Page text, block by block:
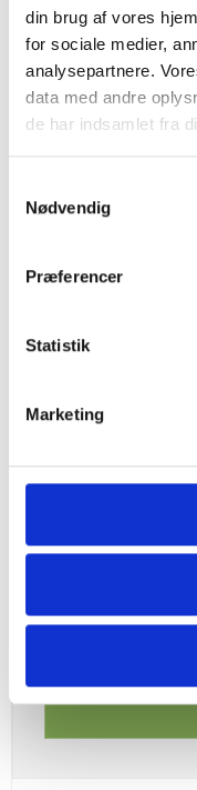
din brug af vores
for sociale medier,
analysepartnere.
data med andre
de har indsamlet fra
Nødvendig
Præferencer
Statistik
Marketing